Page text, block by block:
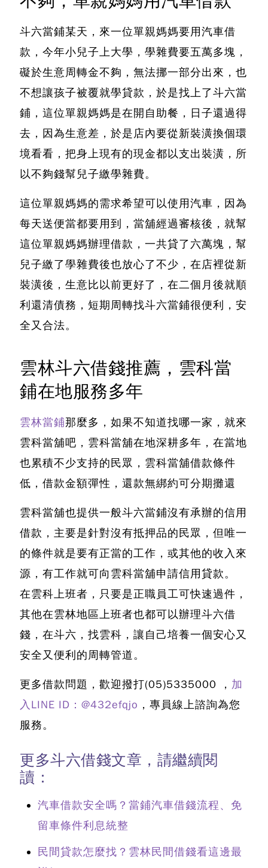
斗六當鋪某天，來一位單親媽媽要用汽車借
款，今年小兒子上大學，學雜費要五萬多塊，
礙於生意周轉金不夠，無法挪一部分出來，也
不想讓孩子被覆就學貸款，於是找上了斗六當
鋪 ，這位單親媽媽是在開自助餐，日子還過得
去，因為生意差，於是店內要從新裝潢換個環
境看看，把身上現有的現金都以支出裝潢，所
以不夠錢幫兒子繳學雜費。
這位單親媽媽的需求希望可以使用汽車，因為
每天送便當都要用到，當舖經過審核後，就幫
這位單親媽媽辦理借款，一共貸了六萬塊，幫
兒子繳了學雜費後也放心了不少，在店裡從新
裝潢後，生意比以前更好了，在二個月後就順
利還清債務，短期周轉找斗六當鋪很便利，安
全又合法。
雲林斗六借錢推薦，雲科當
鋪在地服務多年
雲林當鋪那麼多，如果不知道找哪一家，就來
雲科當舖吧，雲科當舖在地深耕多年，在當地
也累積不少支持的民眾，雲科當舖借款條件
低，借款金額彈性，還款無綁約可分期攤還
雲科當舖也提供一般斗六當鋪沒有承辦的信用
借款，主要是針對沒有抵押品的民眾，但唯一
的條件就是要有正當的工作，或其他的收入來
源，有工作就可向雲科當舖申請信用貸款。
在雲科上班者，只要是正職員工可快速過件，
其他在雲林地區上班者也都可以辦理斗六借
錢 ，在斗六，找雲科，讓自己培養一個安心又
安全又便利的周轉管道。
更多借款問題，歡迎撥打(05)5335000 ， 加
入LINE ID：@432efqjo ，專員線上諮詢為您
服務。
更多斗六借錢文章，請繼續閱
讀：
汽車借款安全嗎？當鋪汽車借錢流程、免
留車條件利息統整
民間貸款怎麼找？雲林民間借錢看這邊最